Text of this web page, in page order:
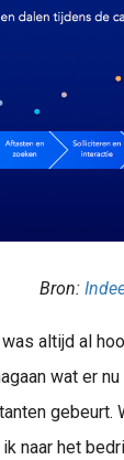
Bron:
altijd al
wat er
gebeurt.
naar het